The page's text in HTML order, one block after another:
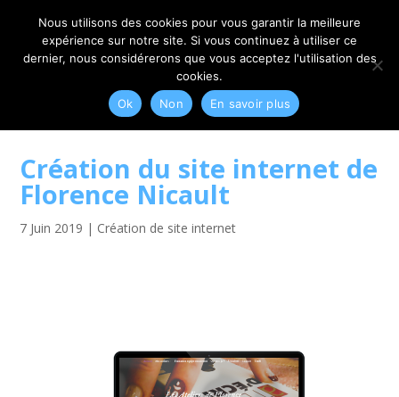
06 79 42 10 00 CONTACT@MYRIAM-CORBET.NET
Création du site internet de
Florence Nicault
7 Juin 2019 | Création de site internet
Nous utilisons des cookies pour vous garantir la meilleure
expérience sur notre site. Si vous continuez à utiliser ce
dernier, nous considérerons que vous acceptez l'utilisation des
cookies.
Ok
Non En savoir plus